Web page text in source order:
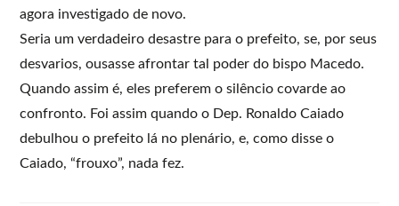
agora investigado de novo.
Seria um verdadeiro desastre para o prefeito, se, por seus
desvarios, ousasse afrontar tal poder do bispo Macedo.
Quando assim é, eles preferem o silêncio covarde ao
confronto. Foi assim quando o Dep. Ronaldo Caiado
debulhou o prefeito lá no plenário, e, como disse o
Caiado, “frouxo”, nada fez.